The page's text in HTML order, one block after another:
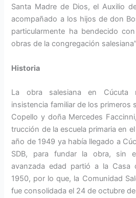
Santa Madre de Dios, el Au­xilio
acompañado a los hijos de don
particularmente ha bendecido
obras de la congregación
Historia
La obra salesiana en Cúcuta
insistencia familiar de los prime­ros
Copello y doña Mercedes
trucción de la escuela primaria en
año de 1949 ya había llegado a
SDB, para fundar la obra, sin
avanzada edad partió a la Casa
1950, por lo que, la Comunidad
fue consolidada el 24 de octubre